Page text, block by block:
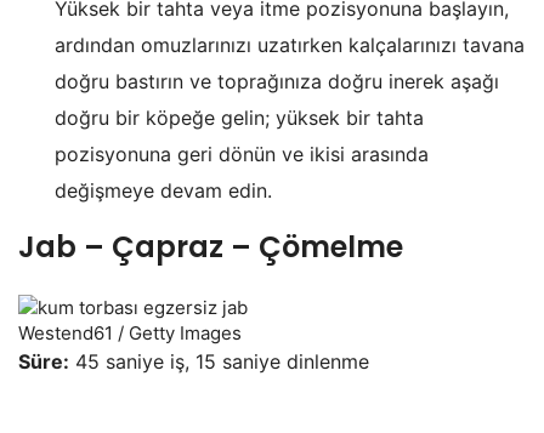
Yüksek bir tahta veya itme pozisyonuna başlayın,
ardından omuzlarınızı uzatırken kalçalarınızı tavana
doğru bastırın ve toprağınıza doğru inerek aşağı
doğru bir köpeğe gelin; yüksek bir tahta
pozisyonuna geri dönün ve ikisi arasında
değişmeye devam edin.
Jab – Çapraz – Çömelme
Westend61 / Getty Images
Süre: 45 saniye iş, 15 saniye dinlenme